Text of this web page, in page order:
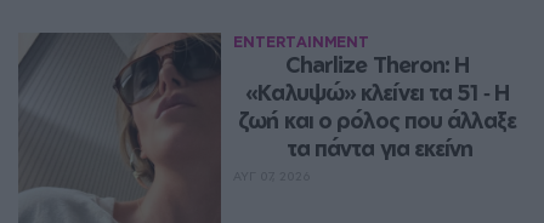
ENTERTAINMENT
Charlize Theron: Η
«Καλυψώ» κλείνει τα 51 ‑ H
ζωή και ο ρόλος που άλλαξε
τα πάντα για εκείνη